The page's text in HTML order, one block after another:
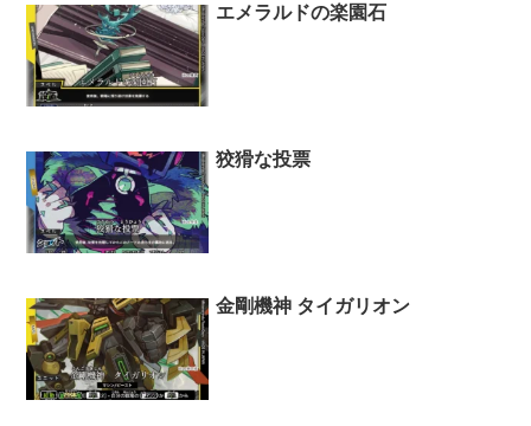
エメラルドの楽園石
狡猾な投票
金剛機神 タイガリオン